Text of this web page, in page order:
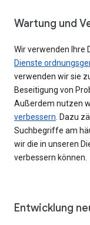
Wartung und
Wir verwenden Ihre
Dienste
verwenden wir sie
Beseitigung von
Außerdem nutzen
verbessern . Dazu
Suchbegriffe am
wir die in unseren
verbessern können.
Entwicklung